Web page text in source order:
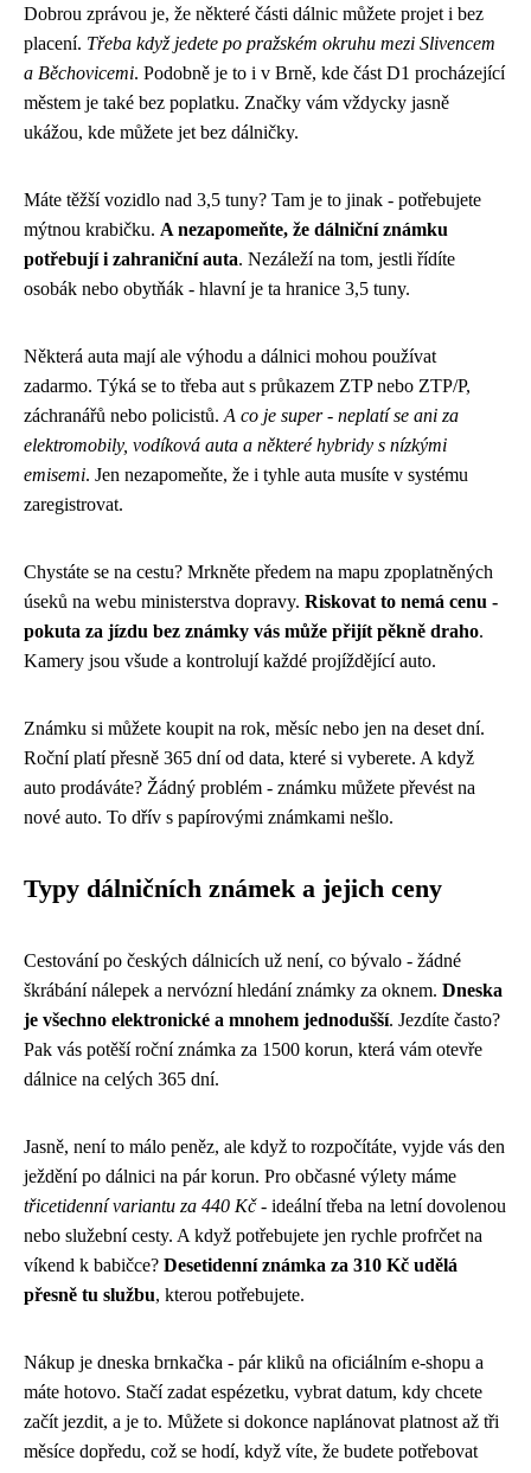
Dobrou zprávou je, že některé části dálnic můžete projet i bez
placení. Třeba když jedete po pražském okruhu mezi Slivencem
a Běchovicemi. Podobně je to i v Brně, kde část D1 procházející
městem je také bez poplatku. Značky vám vždycky jasně
ukážou, kde můžete jet bez dálničky.
Máte těžší vozidlo nad 3,5 tuny? Tam je to jinak - potřebujete
mýtnou krabičku. A nezapomeňte, že dálniční známku
potřebují i zahraniční auta. Nezáleží na tom, jestli řídíte
osobák nebo obytňák - hlavní je ta hranice 3,5 tuny.
Některá auta mají ale výhodu a dálnici mohou používat
zadarmo. Týká se to třeba aut s průkazem ZTP nebo ZTP/P,
záchranářů nebo policistů. A co je super - neplatí se ani za
elektromobily, vodíková auta a některé hybridy s nízkými
emisemi. Jen nezapomeňte, že i tyhle auta musíte v systému
zaregistrovat.
Chystáte se na cestu? Mrkněte předem na mapu zpoplatněných
úseků na webu ministerstva dopravy. Riskovat to nemá cenu -
pokuta za jízdu bez známky vás může přijít pěkně draho.
Kamery jsou všude a kontrolují každé projíždějící auto.
Známku si můžete koupit na rok, měsíc nebo jen na deset dní.
Roční platí přesně 365 dní od data, které si vyberete. A když
auto prodáváte? Žádný problém - známku můžete převést na
nové auto. To dřív s papírovými známkami nešlo.
Typy dálničních známek a jejich ceny
Cestování po českých dálnicích už není, co bývalo - žádné
škrábání nálepek a nervózní hledání známky za oknem. Dneska
je všechno elektronické a mnohem jednodušší. Jezdíte často?
Pak vás potěší roční známka za 1500 korun, která vám otevře
dálnice na celých 365 dní.
Jasně, není to málo peněz, ale když to rozpočítáte, vyjde vás den
ježdění po dálnici na pár korun. Pro občasné výlety máme
třicetidenní variantu za 440 Kč- ideální třeba na letní dovolenou
nebo služební cesty. A když potřebujete jen rychle profrčet na
víkend k babičce? Desetidenní známka za 310 Kč udělá
přesně tu službu, kterou potřebujete.
Nákup je dneska brnkačka - pár kliků na oficiálním e-shopu a
máte hotovo. Stačí zadat espézetku, vybrat datum, kdy chcete
začít jezdit, a je to. Můžete si dokonce naplánovat platnost až tři
měsíce dopředu, což se hodí, když víte, že budete potřebovat